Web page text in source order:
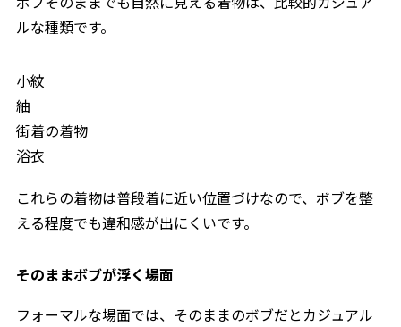
ルな種類です。
小紋
紬
街着の着物
浴衣
これらの着物は普段着に近い位置づけなので、ボブを整
える程度でも違和感が出にくいです。
そのままボブが浮く場面
フォーマルな場面では、そのままのボブだとカジュアル